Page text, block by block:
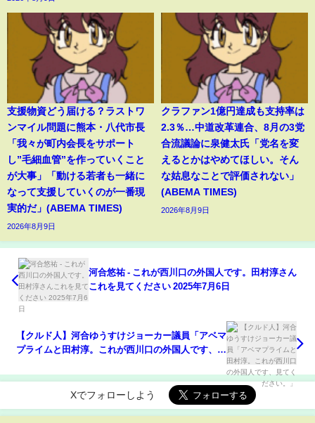
支援物資どう届ける？ラストワ
ンマイル問題に熊本・八代市長
「我々が町内会長をサポート
し”毛細血管”を作っていくこと
が大事」「動ける若者も一緒に
なって支援していくのが一番現
実的だ」(ABEMA TIMES)
2026年8月9日
クラファン1億円達成も支持率は
2.3％…中道改革連合、8月の3党
合流議論に泉健太氏「党名を変
えるとかはやめてほしい。そん
な姑息なことで評価されない」
(ABEMA TIMES)
2026年8月9日
河合悠祐 - これが西川口の外国人です。田村淳さん
これを見てください 2025年7月6日
【クルド人】河合ゆうすけジョーカー議員「アベマ
プライムと田村淳。これが西川口の外国人です、見
Xでフォローしよう